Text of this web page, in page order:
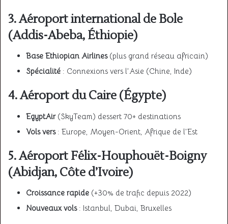
3. Aéroport international de Bole
(Addis-Abeba, Éthiopie)
Base Ethiopian Airlines(plus grand réseau africain)
Spécialité : Connexions vers l’Asie (Chine, Inde)
4. Aéroport du Caire (Égypte)
EgyptAir(SkyTeam) dessert 70+ destinations
Vols vers: Europe, Moyen-Orient, Afrique de l’Est
5. Aéroport Félix-Houphouët-Boigny
(Abidjan, Côte d’Ivoire)
Croissance rapide (+30% de trafic depuis 2022)
Nouveaux vols: Istanbul, Dubai, Bruxelles